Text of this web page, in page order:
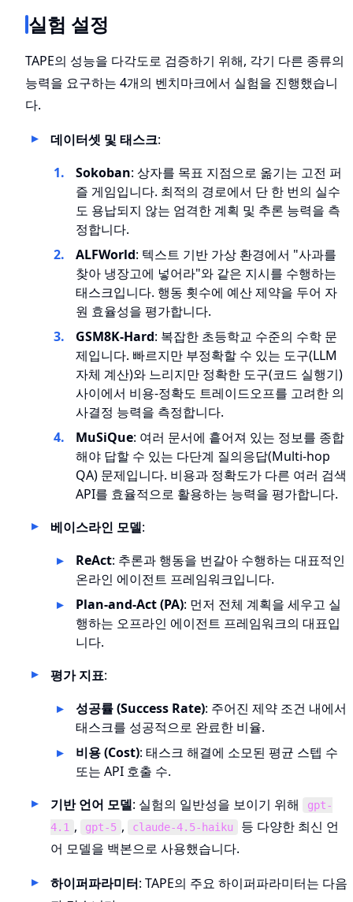
실험 설정
TAPE의 성능을 다각도로 검증하기 위해, 각기 다른 종류의
능력을 요구하는 4개의 벤치마크에서 실험을 진행했습니
다.
데이터셋 및 태스크:
Sokoban: 상자를 목표 지점으로 옮기는 고전 퍼
즐 게임입니다. 최적의 경로에서 단 한 번의 실수
도 용납되지 않는 엄격한 계획 및 추론 능력을 측
정합니다.
ALFWorld: 텍스트 기반 가상 환경에서 "사과를
찾아 냉장고에 넣어라"와 같은 지시를 수행하는
태스크입니다. 행동 횟수에 예산 제약을 두어 자
원 효율성을 평가합니다.
GSM8K-Hard: 복잡한 초등학교 수준의 수학 문
제입니다. 빠르지만 부정확할 수 있는 도구(LLM
자체 계산)와 느리지만 정확한 도구(코드 실행기)
사이에서 비용-정확도 트레이드오프를 고려한 의
사결정 능력을 측정합니다.
MuSiQue: 여러 문서에 흩어져 있는 정보를 종합
해야 답할 수 있는 다단계 질의응답(Multi-hop
QA) 문제입니다. 비용과 정확도가 다른 여러 검색
API를 효율적으로 활용하는 능력을 평가합니다.
베이스라인 모델:
ReAct: 추론과 행동을 번갈아 수행하는 대표적인
온라인 에이전트 프레임워크입니다.
Plan-and-Act (PA): 먼저 전체 계획을 세우고 실
행하는 오프라인 에이전트 프레임워크의 대표입
니다.
평가 지표:
성공률 (Success Rate): 주어진 제약 조건 내에서
태스크를 성공적으로 완료한 비율.
비용 (Cost): 태스크 해결에 소모된 평균 스텝 수
또는 API 호출 수.
기반 언어 모델: 실험의 일반성을 보이기 위해
gpt-
4.1 , gpt-5 , claude-4.5-haiku
등 다양한 최신 언
어 모델을 백본으로 사용했습니다.
하이퍼파라미터: TAPE의 주요 하이퍼파라미터는 다음